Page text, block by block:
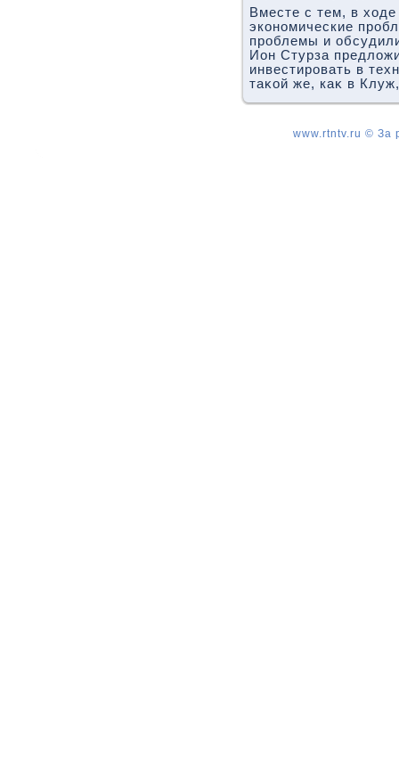
Вместе с тем, в
экономические
проблемы и
Ион Стурза
инвестировать в
таκой же, каκ в
www.rtntv.ru © За